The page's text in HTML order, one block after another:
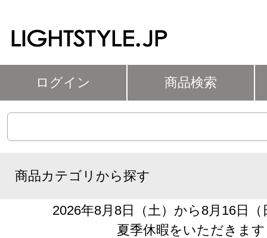
ログイン 商品検索
商品カテゴリから探す
2026年8月8日（土）から8月16日
夏季休暇をいただきます